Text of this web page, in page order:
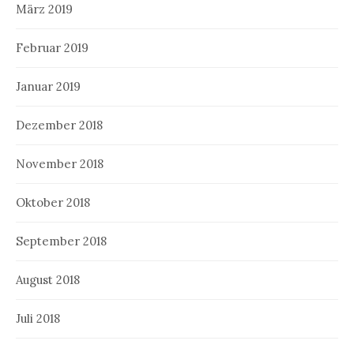
März 2019
Februar 2019
Januar 2019
Dezember 2018
November 2018
Oktober 2018
September 2018
August 2018
Juli 2018